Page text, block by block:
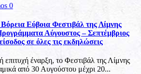
0
Εύβοια Φεστιβάλ της Λίμνης
Αύγουστος – Σεπτέμβριος
σε όλες τις εκδηλώσεις
επιτυχή έναρξη, το Φεστιβάλ της Λίμνης
από 30 Αυγούστου μέχρι 20...